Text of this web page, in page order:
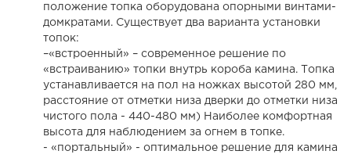
положение топка оборудована опорными винтами-
домкратами. Существует два варианта установки
топок:
–«встроенный» – современное решение по
«встраиванию» топки внутрь короба камина. Топка
устанавливается на пол на ножках высотой 280 мм,
расстояние от отметки низа дверки до отметки низа
чистого пола - 440-480 мм) Наиболее комфортная
высота для наблюдением за огнем в топке.
- «портальный» - оптимальное решение для камина